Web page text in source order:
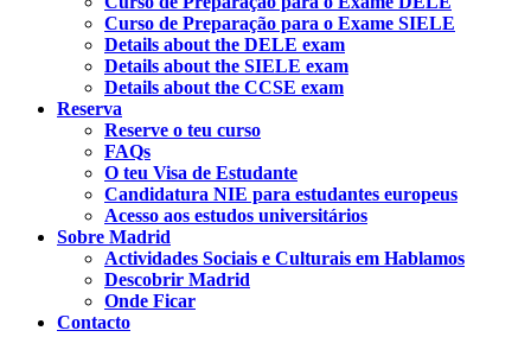
Curso de Preparação para o Exame SIELE
Details about the DELE exam
Details about the SIELE exam
Details about the CCSE exam
Reserva
Reserve o teu curso
FAQs
O teu Visa de Estudante
Candidatura NIE para estudantes europeus
Acesso aos estudos universitários
Sobre Madrid
Actividades Sociais e Culturais em Hablamos
Descobrir Madrid
Onde Ficar
Contacto